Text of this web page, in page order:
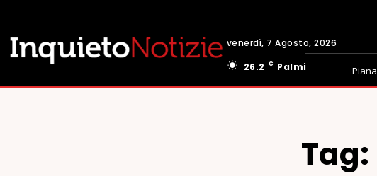
venerdì, 7 Agosto, 2026
26.2
C Palmi Piana
Tag: